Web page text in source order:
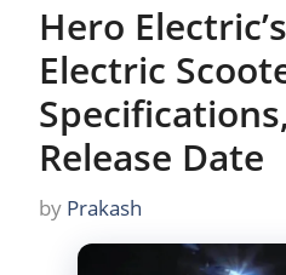
Hero
Electric
Release Date
by Prakash